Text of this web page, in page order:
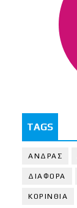
TAGS
ΑΝΔΡΑΣ
ΔΙΑΦΟΡΑ
ΚΟΡΙΝΘΙA